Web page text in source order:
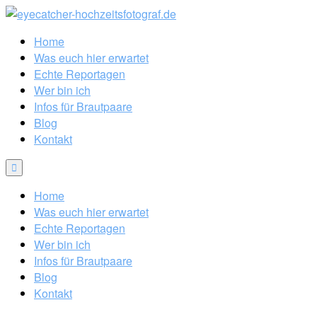
Home
Was euch hier erwartet
Echte Reportagen
Wer bin ich
Infos für Brautpaare
Blog
Kontakt
Home
Was euch hier erwartet
Echte Reportagen
Wer bin ich
Infos für Brautpaare
Blog
Kontakt